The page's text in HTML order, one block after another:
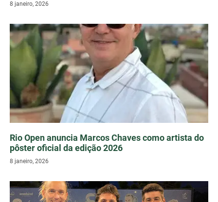
8 janeiro, 2026
Rio Open anuncia Marcos Chaves como artista do
pôster oficial da edição 2026
8 janeiro, 2026